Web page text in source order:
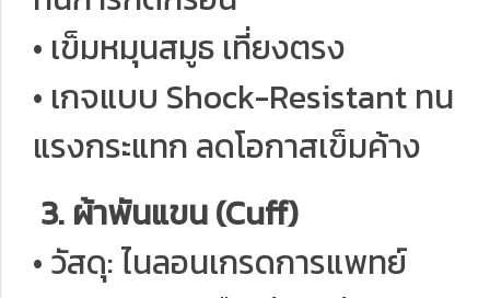
• เข็มหมุนสมูธ เที่ยงตรง
• เกจแบบ Shock-Resistant ทน
แรงกระแทก ลดโอกาสเข็มค้าง
3. ผ้าพันแขน (Cuff)
• วัสดุ: ไนลอนเกรดการแพทย์